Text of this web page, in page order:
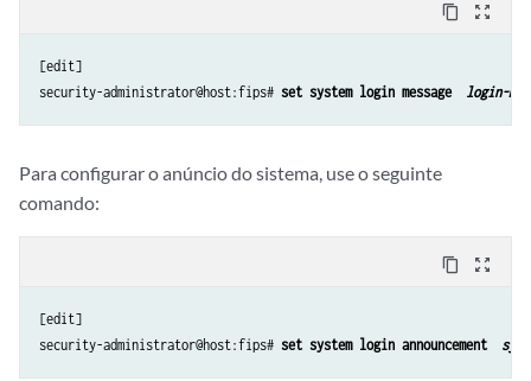
content_copy zoom_out_map
[edit]
security-administrator@host:fips# set system login message login-
Para configurar o anúncio do sistema, use o seguinte
comando:
content_copy zoom_out_map
[edit]
security-administrator@host:fips# set system login announcement